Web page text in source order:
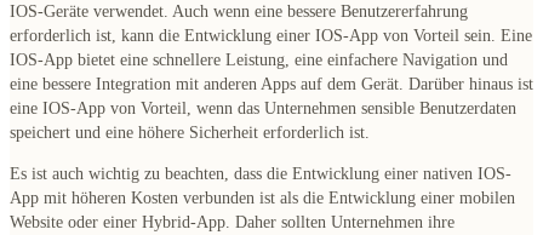
IOS-Geräte verwendet. Auch wenn eine bessere Benutzererfahrung
erforderlich ist, kann die Entwicklung einer IOS-App von Vorteil sein. Eine
IOS-App bietet eine schnellere Leistung, eine einfachere Navigation und
eine bessere Integration mit anderen Apps auf dem Gerät. Darüber hinaus ist
eine IOS-App von Vorteil, wenn das Unternehmen sensible Benutzerdaten
speichert und eine höhere Sicherheit erforderlich ist.
Es ist auch wichtig zu beachten, dass die Entwicklung einer nativen IOS-
App mit höheren Kosten verbunden ist als die Entwicklung einer mobilen
Website oder einer Hybrid-App. Daher sollten Unternehmen ihre